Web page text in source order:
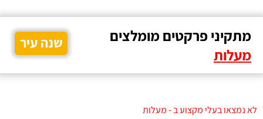
מתקיני פרקטים מומלצים
מעלות
שנה עיר
לא נמצאו בעלי מקצוע ב - מעלות